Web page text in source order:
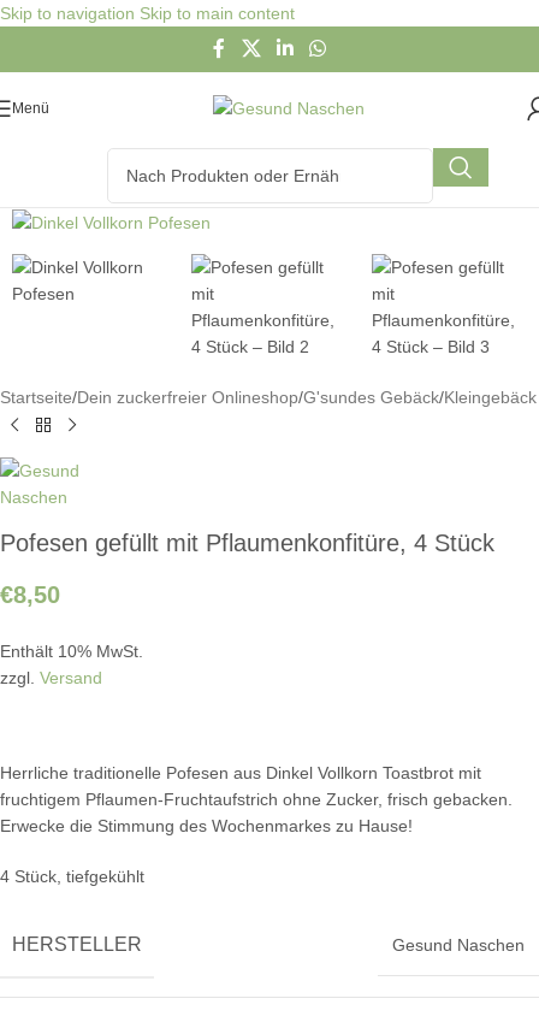
Skip to navigation Skip to main content
Menü
Startseite/Dein zuckerfreier Onlineshop/G'sundes Gebäck/Kleingebäck
Pofesen gefüllt mit Pflaumenkonfitüre, 4 Stück
€8,50
Enthält 10% MwSt.
zzgl. Versand
Herrliche traditionelle Pofesen aus Dinkel Vollkorn Toastbrot mit
fruchtigem Pflaumen-Fruchtaufstrich ohne Zucker, frisch gebacken.
Erwecke die Stimmung des Wochenmarkes zu Hause!
4 Stück, tiefgekühlt
HERSTELLER Gesund Naschen